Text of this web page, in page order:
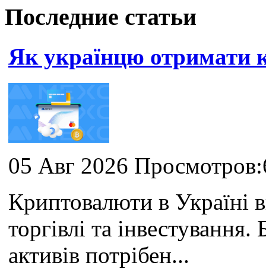
Последние статьи
Як українцю отримати
05 Авг 2026
Криптовалюти в Україні
торгівлі та
активів потрібен...